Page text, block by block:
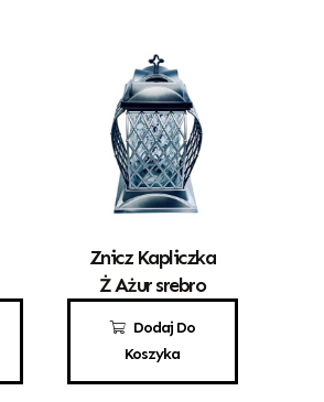
Dodaj Do
Koszyka
Znicz Kapliczka
Ż Ażur srebro
50,00 zł